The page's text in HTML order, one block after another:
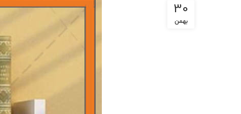
30
بهمن